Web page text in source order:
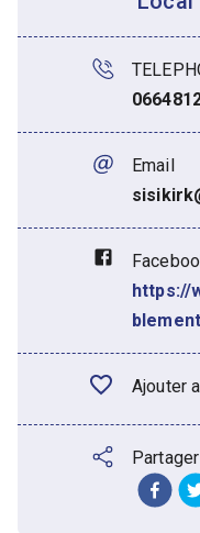
Email
https://
Ajouter